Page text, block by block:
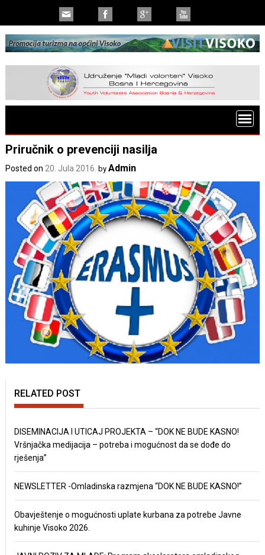
Priručnik o prevenciji nasilja
Posted on 20. Jula 2016. byAdmin
RELATED POST
DISEMINACIJA I UTICAJ PROJEKTA – “DOK NE BUDE KASNO!
Vršnjačka medijacija – potreba i mogućnost da se dođe do
rješenja”
NEWSLETTER -Omladinska razmjena “DOK NE BUDE KASNO!”
Obavještenje o mogućnosti uplate kurbana za potrebe Javne
kuhinje Visoko 2026.